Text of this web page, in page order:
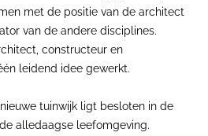
met de positie van de architect
van de andere disciplines.
constructeur en
leidend idee gewerkt.
tuinwijk ligt besloten in de
alledaagse leefomgeving.